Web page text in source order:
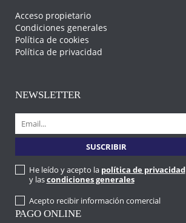
Acceso propietario
Condiciones generales
Política de cookies
Política de privacidad
NEWSLETTER
He leído y acepto la política de privacidad
y lascondiciones generales
Acepto recibir información comercial
PAGO ONLINE